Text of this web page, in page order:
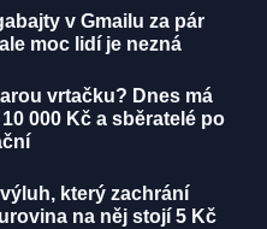
v Gmailu za pár
moc lidí je nezná
vrtačku? Dnes má
000 Kč a sběratelé po
který zachrání
na něj stojí 5 Kč